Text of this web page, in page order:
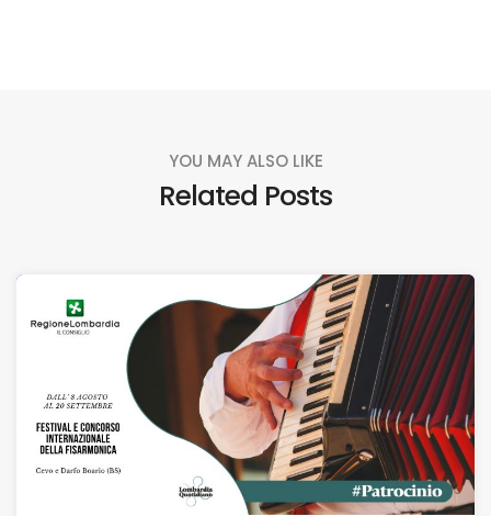
YOU MAY ALSO LIKE
Related Posts